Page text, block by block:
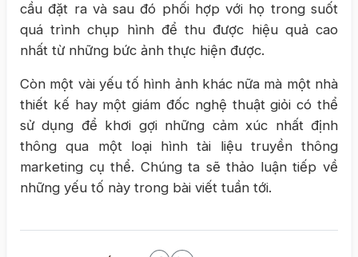
cầu đặt ra và sau đó phối hợp với họ trong suốt
quá trình chụp hình để thu được hiệu quả cao
nhất từ những bức ảnh thực hiện được.
Còn một vài yếu tố hình ảnh khác nữa mà một nhà
thiết kế hay một giám đốc nghệ thuật giỏi có thể
sử dụng để khơi gợi những cảm xúc nhất định
thông qua một loại hình tài liệu truyền thông
marketing cụ thể. Chúng ta sẽ thảo luận tiếp về
những yếu tố này trong bài viết tuần tới.